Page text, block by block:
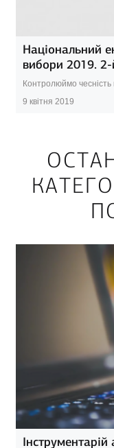
Національний
вибори 2019. 2-
Контролюймо чесність
9 квітня 2019
Інструментарій